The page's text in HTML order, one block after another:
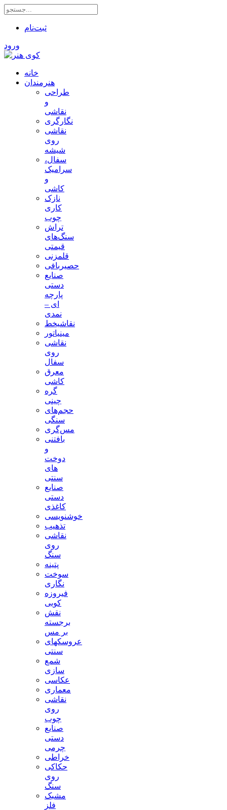
ثبت‌نام
ورود
خانه
هنرمندان
طراحی
و
نقاشی
نگارگری
نقاشی
روی
شیشه
سفال،
سرامیک
و
کاشی
نازک
کاری
چوب
تراش
سنگ‌های
قیمتی
قلمزنی
حصیربافی
صنایع
دستی
پارچه
ای –
نمدی
نقاشیخط
مینیاتور
نقاشی
روی
سفال
معرق
کاشی
گره
چینی
حجم‌های
سنگی
مس‌گری
بافتنی‌
و
دوخت
های
سنتی
صنایع
دستی
کاغذی
خوشنویسی
تذهیب
نقاشی
روی
سنگ
پتینه
سوخت
نگاری
فیروزه
کوبی
نقش
برجسته
بر مس
عروسکهای
سنتی
شمع
سازی
عکاسی
معماری
نقاشی
روی
چوب
صنایع
دستی
چرمی
خراطی
حکاکی
روی
سنگ
مشبک
فلز